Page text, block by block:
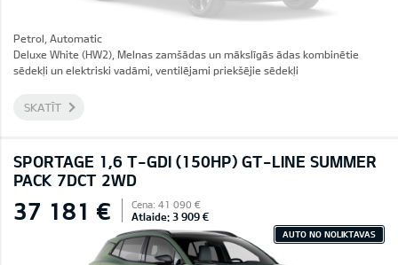
Petrol, Automatic
Deluxe White (HW2), Melnas zamšādas un mākslīgās ādas kombinētie
sēdekļi un elektriski vadāmi, ventilējami priekšējie sēdekļi
SKATĪT
SPORTAGE 1,6 T-GDI (150HP) GT-LINE SUMMER
PACK 7DCT 2WD
37 181 € Cena: 41 090 €
Atlaide: 3 909 €
AUTO NO NOLIKTAVAS